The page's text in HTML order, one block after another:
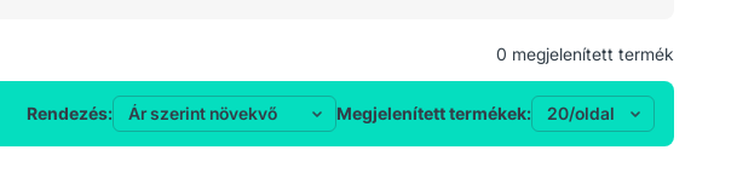
0 megjelenített termék
Rendezés: Megjelenített termékek: